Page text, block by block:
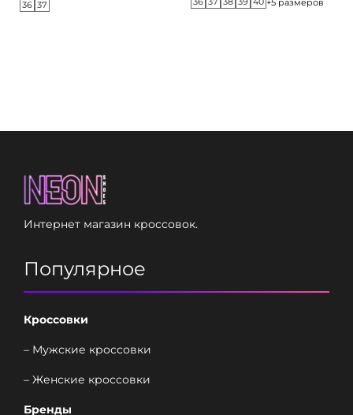
36 37
Интернет магазин кроссовок.
Популярное
Кроссовки
– Мужские кроссовки
– Женские кроссовки
Бренды